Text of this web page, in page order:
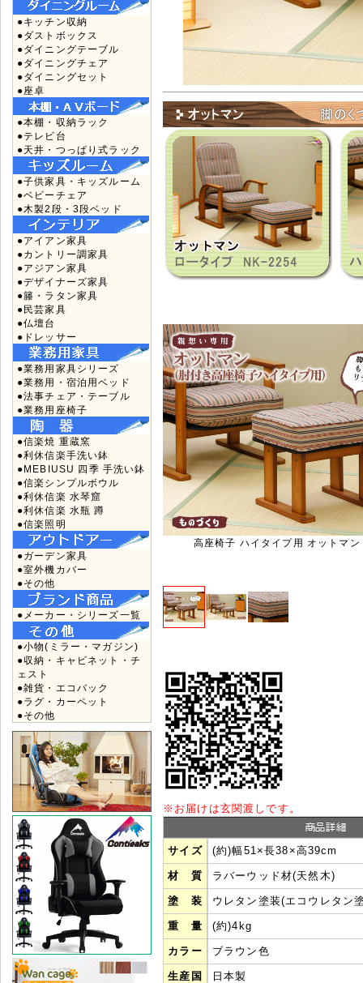
●キッチン収納
●ダストボックス
●ダイニングテーブル
●ダイニングチェア
●ダイニングセット
●座卓
●本棚・収納ラック
●テレビ台
●天井・つっぱり式ラック
●子供家具・キッズルーム
●ベビーチェア
●木製2段・3段ベッド
●アイアン家具
●カントリー調家具
●アジアン家具
●デザイナーズ家具
●籐・ラタン家具
●民芸家具
●仏壇台
●ドレッサー
●業務用家具シリーズ
●業務用・宿泊用ベッド
●法事チェア・テーブル
●業務用座椅子
●信楽焼 重蔵窯
●利休信楽手洗い鉢
●MEBIUSU 四季 手洗い鉢
●信楽シンプルボウル
●利休信楽 水琴窟
●利休信楽 水瓶 蹲
●信楽照明
●ガーデン家具
●室外機カバー
●その他
●メーカー・シリーズ一覧
●小物(ミラー・マガジン)
●収納・キャビネット・チ
ェスト
●雑貨・エコバック
●ラグ・カーペット
●その他
高座椅子 ハイタイプ用 オットマ
※ お届けは玄関渡しです。
サイズ (約)幅51×長38×高39cm
材 質 ラバーウッド材(天然
塗 装 ウレタン塗装(エコウレタン
重 量 (約)4kg
カラー ブラウン色
生産国 日本製